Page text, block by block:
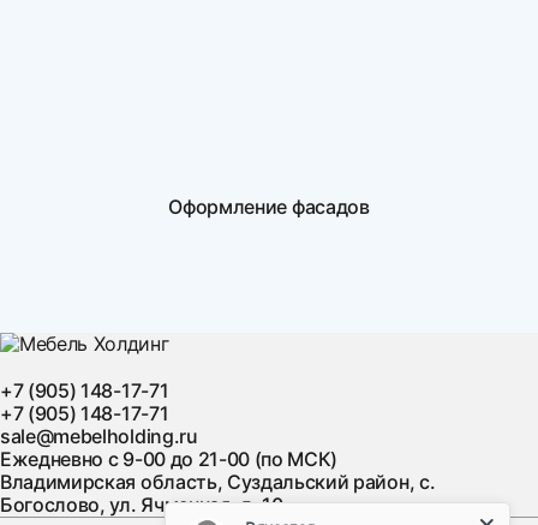
Оформление фасадов
+7 (905) 148-17-71
+7 (905) 148-17-71
sale@mebelholding.ru
Ежедневно с 9-00 до 21-00 (по МСК)
Владимирская область, Суздальский район, с.
Богослово, ул. Ячменная, д. 10